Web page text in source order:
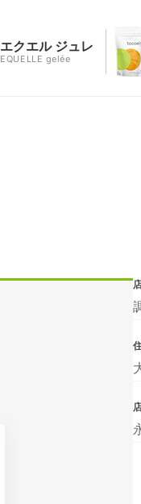
エクエル ジュレ
EQUELLE gelée